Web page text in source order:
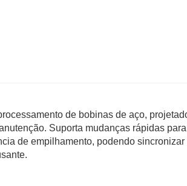
o manuseamento manual de
e ajuda a cumprir os
rápidas de linha e adaptação
produção multi-produto e de
de bobinas de aço,
Suporta mudanças rápidas para
de empilhamento, podendo sincronizar